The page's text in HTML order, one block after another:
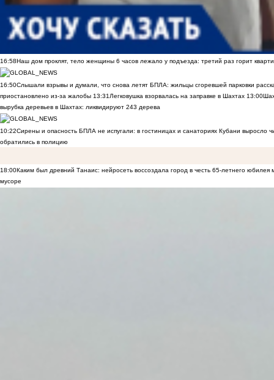
16:58Наш дом проклят, тело женщины 6 часов лежало у подъезда: третий раз горит
16:50Слышали взрывы и думали, что снова летят БПЛА: жильцы сгоревшей парковки
приостановлено из-за жалобы 13:31 Легковушка взорвалась на заправке в Шахтах 13:00
вырубка деревьев в Шахтах: ликвидируют 243 дерева
10:22Сирены и опасность БПЛА не испугали: в гостиницах и санаториях Кубани выросло
обратились в полицию
18:00Каким был древний Танаис: нейросеть воссоздала город в честь 65-летнего юбилея
мусоре